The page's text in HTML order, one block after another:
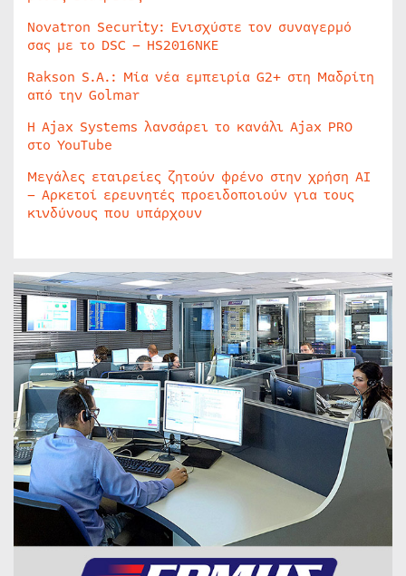
Novatron Security: Ενισχύστε τον συναγερμό
σας με το DSC – HS2016NKE
Rakson S.A.: Μία νέα εμπειρία G2+ στη Μαδρίτη
από την Golmar
Η Ajax Systems λανσάρει το κανάλι Ajax PRO
στο YouTube
Μεγάλες εταιρείες ζητούν φρένο στην χρήση AI
– Αρκετοί ερευνητές προειδοποιούν για τους
κινδύνους που υπάρχουν